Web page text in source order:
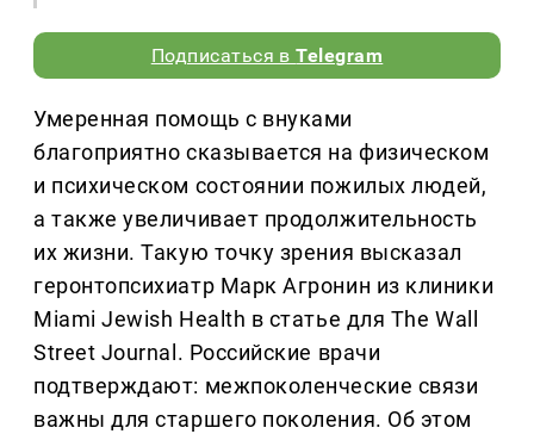
Подписаться вTelegram
Умеренная помощь с внуками
благоприятно сказывается на физическом
и психическом состоянии пожилых людей,
а также увеличивает продолжительность
их жизни. Такую точку зрения высказал
геронтопсихиатр Марк Агронин из клиники
Miami Jewish Health в статье для The Wall
Street Journal. Российские врачи
подтверждают: межпоколенческие связи
важны для старшего поколения. Об этом